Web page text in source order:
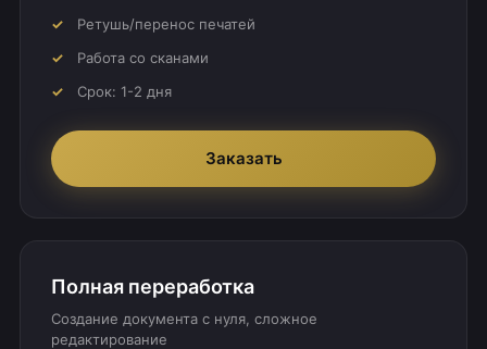
Ретушь/перенос печатей
Работа со сканами
Срок: 1-2 дня
Заказать
Полная переработка
Создание документа с нуля, сложное
редактирование